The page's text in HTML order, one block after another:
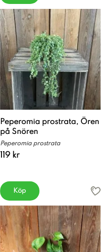
Peperomia prostrata, Ören
på Snören
Peperomia prostrata
119 kr
Köp